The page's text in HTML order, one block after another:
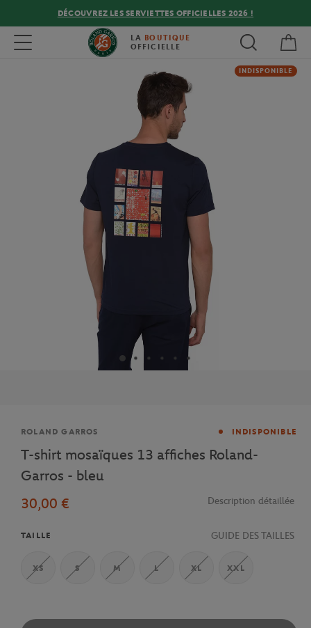
DÉCOUVREZ LES SERVIETTES OFFICIELLES 2026 !
Toggle navigation LA BOUTIQUE
OFFICIELLE
INDISPONIBLE
Marque
ROLAND GARROS INDISPONIBLE
T-shirt mosaïques 13 affiches Roland-
Garros - bleu
30,00 €
Description détaillée
TAILLE GUIDE DES TAILLES
XS S M L XL XXL